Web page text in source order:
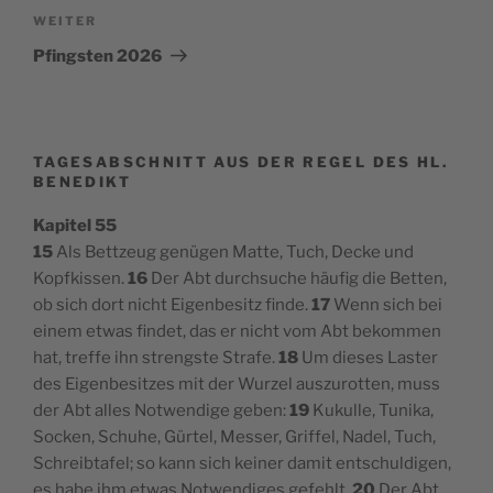
Nächster
Beitrag
WEITER
Pfingsten 2026
TAGESABSCHNITT AUS DER REGEL DES HL.
BENEDIKT
Kapitel 55
15 Als Bettzeug genügen Matte, Tuch, Decke und
Kopfkissen. 16 Der Abt durchsuche häufig die Betten,
ob sich dort nicht Eigenbesitz finde. 17 Wenn sich bei
einem etwas findet, das er nicht vom Abt bekommen
hat, treffe ihn strengste Strafe. 18 Um dieses Laster
des Eigenbesitzes mit der Wurzel auszurotten, muss
der Abt alles Notwendige geben: 19 Kukulle, Tunika,
Socken, Schuhe, Gürtel, Messer, Griffel, Nadel, Tuch,
Schreibtafel; so kann sich keiner damit entschuldigen,